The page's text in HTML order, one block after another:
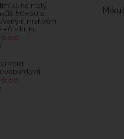
na malý
50x50 s
motívom
v kruhu
kord